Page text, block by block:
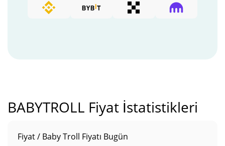
BABYTROLL Fiyat İstatistikleri
Fiyat / Baby Troll Fiyatı Bugün